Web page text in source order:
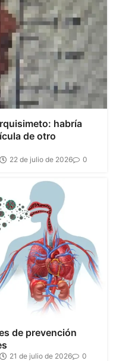
habría
de otro
22 de julio de 2026 0
de prevención
21 de julio de 2026 0